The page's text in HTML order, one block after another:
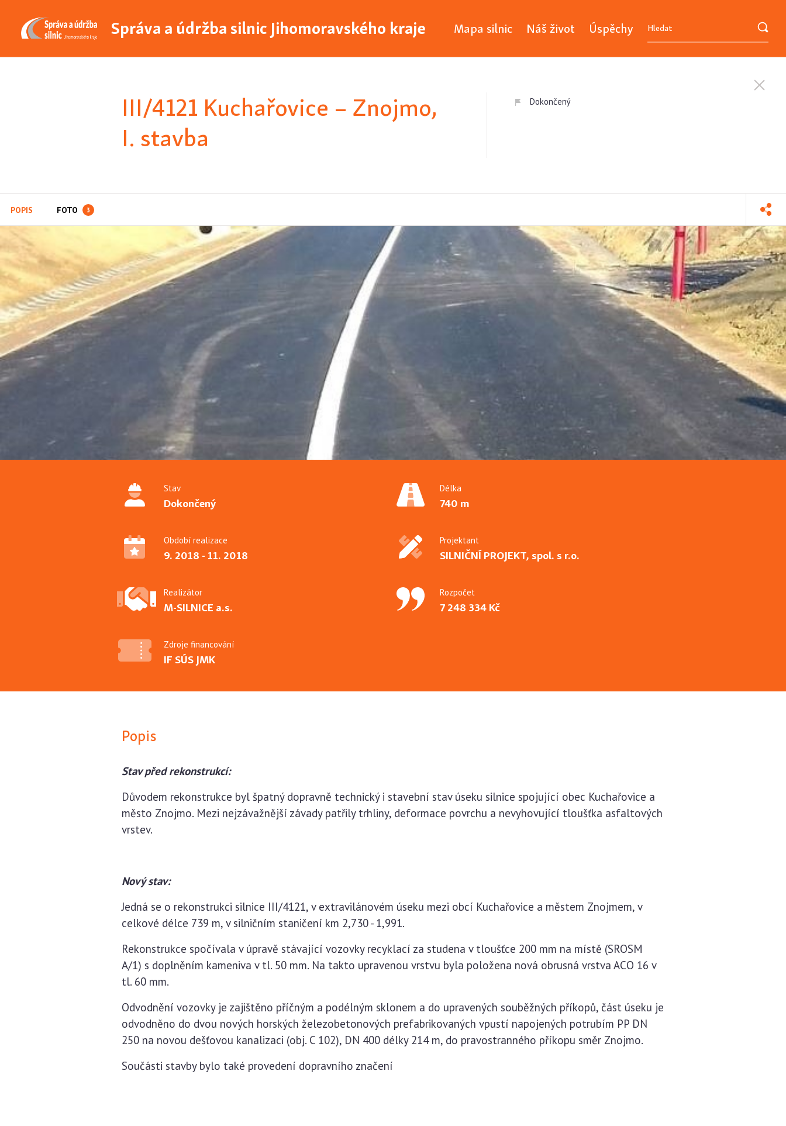
Správa a údržba silnic Jihomoravského kraje Mapa silnic Náš život Úspěchy
III/4121 Kuchařovice – Znojmo,
I. stavba
Dokončený
POPIS FOTO 3
Stav
Dokončený
Délka
740 m
Období realizace
9. 2018 - 11. 2018
Projektant
SILNIČNÍ PROJEKT, spol. s r.o.
Realizátor
M-SILNICE a.s.
Rozpočet
7 248 334 Kč
Zdroje financování
IF SÚS JMK
Popis
Stav před rekonstrukcí:
Důvodem rekonstrukce byl špatný dopravně technický i stavební stav úseku silnice spojující obec Kuchařovice a
město Znojmo. Mezi nejzávažnější závady patřily trhliny, deformace povrchu a nevyhovující tloušťka asfaltových
vrstev.
Nový stav:
Jedná se o rekonstrukci silnice III/4121, v extravilánovém úseku mezi obcí Kuchařovice a městem Znojmem, v
celkové délce 739 m, v silničním staničení km 2,730 - 1,991.
Rekonstrukce spočívala v úpravě stávající vozovky recyklací za studena v tloušťce 200 mm na místě (SROSM
A/1) s doplněním kameniva v tl. 50 mm. Na takto upravenou vrstvu byla položena nová obrusná vrstva ACO 16 v
tl. 60 mm.
Odvodnění vozovky je zajištěno příčným a podélným sklonem a do upravených souběžných příkopů, část úseku je
odvodněno do dvou nových horských železobetonových prefabrikovaných vpustí napojených potrubím PP DN
250 na novou dešťovou kanalizaci (obj. C 102), DN 400 délky 214 m, do pravostranného příkopu směr Znojmo.
Součásti stavby bylo také provedení dopravního značení